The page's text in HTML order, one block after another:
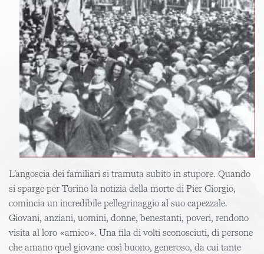
L’angoscia dei familiari si tramuta subito in stupore. Quando
si sparge per Torino la notizia della morte di Pier Giorgio,
comincia un incredibile pellegrinaggio al suo capezzale.
Giovani, anziani, uomini, donne, benestanti, poveri, rendono
visita al loro «amico». Una fila di volti sconosciuti, di persone
che amano quel giovane così buono, generoso, da cui tante